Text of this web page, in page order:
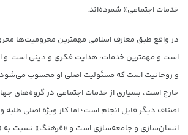
خدمات اجتماعی» شمرده‌اند.
در واقع طبق معارف اسلامی مهمترین محرومیت‌ها
است و مهمترین خدمات، هدایت فکری و دینی است و
و روحانیت است که مسئولیت اصلی او محسوب می‌شود
خارج است، بسیاری از خدمات اجتماعی در گروه‌های
اصناف دیگر قابل انجام است؛ اما کار ویژه اصلی
انسان‌سازی و جامعه‌سازی است و «فرهنگ» نسبت به